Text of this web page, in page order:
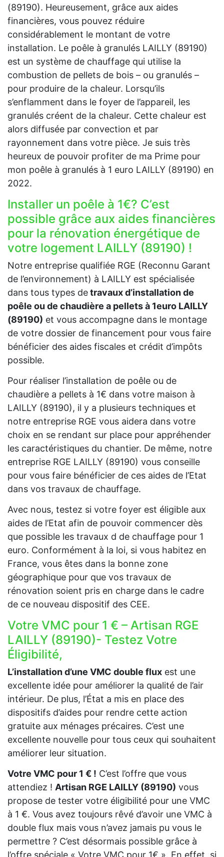
(89190). Heureusement, grâce aux aides
financières, vous pouvez réduire
considérablement le montant de votre
installation. Le poêle à granulés LAILLY (89190)
est un système de chauffage qui utilise la
combustion de pellets de bois – ou granulés –
pour produire de la chaleur. Lorsqu’ils
s’enflamment dans le foyer de l’appareil, les
granulés créent de la chaleur. Cette chaleur est
alors diffusée par convection et par
rayonnement dans votre pièce. Je suis très
heureux de pouvoir profiter de ma Prime pour
mon poêle à granulés à 1 euro LAILLY (89190) en
2022.
Installer un poêle à 1€? C’est
possible grâce aux aides financières
pour la rénovation énergétique de
votre logement LAILLY (89190) !
Notre entreprise qualifiée RGE (Reconnu Garant
de l’environnement) à LAILLY est spécialisée
dans tous types detravaux d’installation de
poêle ou de chaudière a pellets à 1euro LAILLY
(89190) et vous accompagne dans le montage
de votre dossier de financement pour vous faire
bénéficier des aides fiscales et crédit d’impôts
possible.
Pour réaliser l’installation de poêle ou de
chaudière a pellets à 1€ dans votre maison à
LAILLY (89190), il y a plusieurs techniques et
notre entreprise RGE vous aidera dans votre
choix en se rendant sur place pour appréhender
les caractéristiques du chantier. De même, notre
entreprise RGE LAILLY (89190) vous conseille
pour vous faire bénéficier de ces aides de l’Etat
dans vos travaux de chauffage.
Avec nous, testez si votre foyer est éligible aux
aides de l’Etat afin de pouvoir commencer dès
que possible les travaux d de chauffage pour 1
euro. Conformément à la loi, si vous habitez en
France, vous êtes dans la bonne zone
géographique pour que vos travaux de
rénovation soient pris en charge dans le cadre
de ce nouveau dispositif des CEE.
Votre VMC pour 1 € – Artisan RGE
LAILLY (89190)- Testez Votre
Éligibilité,
L’installation d’une VMC double flux est une
excellente idée pour améliorer la qualité de l’air
intérieur. De plus, l’État a mis en place des
dispositifs d’aides pour rendre cette action
gratuite aux ménages précaires. C’est une
excellente nouvelle pour tous ceux qui souhaitent
améliorer leur situation.
Votre VMC pour 1 € ! C’est l’offre que vous
attendiez ! Artisan RGE LAILLY (89190) vous
propose de tester votre éligibilité pour une VMC
à 1 €. Vous avez toujours rêvé d’avoir une VMC à
double flux mais vous n’avez jamais pu vous le
permettre ? C’est désormais possible grâce à
l’offre spéciale « Votre VMC pour 1€ ». En effet, si